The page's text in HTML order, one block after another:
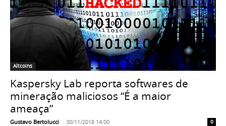
Altcoins
Kaspersky Lab reporta softwares de
mineração maliciosos “É a maior
ameaça”
Gustavo Bertolucci - 30/11/2018 14:00 0